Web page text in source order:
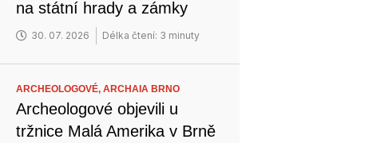
na státní hrady a zámky
30. 07. 2026 Délka čtení: 3 minuty
ARCHEOLOGOVÉ,ARCHAIA BRNO
Archeologové objevili u
tržnice Malá Amerika v Brně